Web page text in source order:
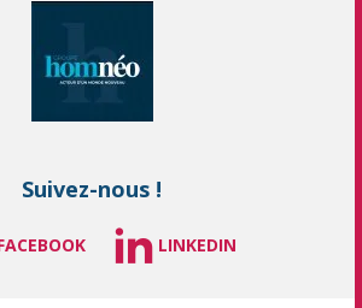
Suivez-nous !
LINKEDIN